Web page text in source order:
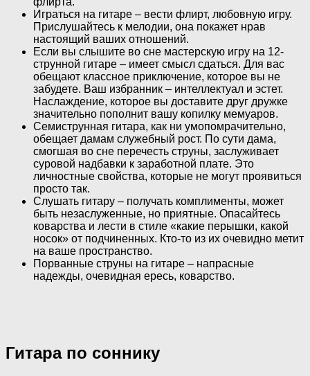
Играться на гитаре – вести флирт, любовную игру.
Прислушайтесь к мелодии, она покажет нрав
настоящий ваших отношений.
Если вы слышите во сне мастерскую игру на 12-
струнной гитаре – имеет смысл сдаться. Для вас
обещают классное приключение, которое вы не
забудете. Ваш избранник – интеллектуал и эстет.
Наслаждение, которое вы доставите друг дружке
значительно пополнит вашу копилку мемуаров.
Семиструнная гитара, как ни умопомрачительно,
обещает дамам служебный рост. По сути дама,
смогшая во сне перечесть струны, заслуживает
суровой надбавки к заработной плате. Это
личностные свойства, которые не могут проявиться
просто так.
Слушать гитару – получать комплименты, может
быть незаслуженные, но приятные. Опасайтесь
коварства и лести в стиле «какие перышки, какой
носок» от подчиненных. Кто-то из их очевидно метит
на ваше пространство.
Порванные струны на гитаре – напрасные
надежды, очевидная ересь, коварство.
Гитара по соннику